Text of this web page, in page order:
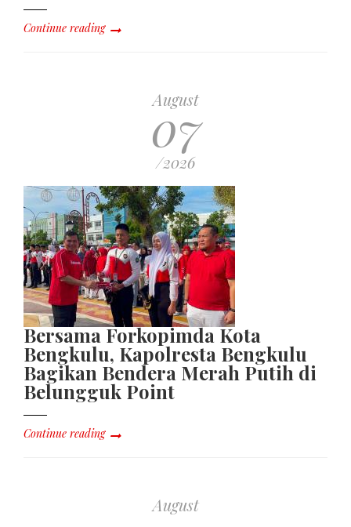
Continue reading
August
07
/2026
Bersama Forkopimda Kota
Bengkulu, Kapolresta Bengkulu
Bagikan Bendera Merah Putih di
Belungguk Point
Continue reading
August